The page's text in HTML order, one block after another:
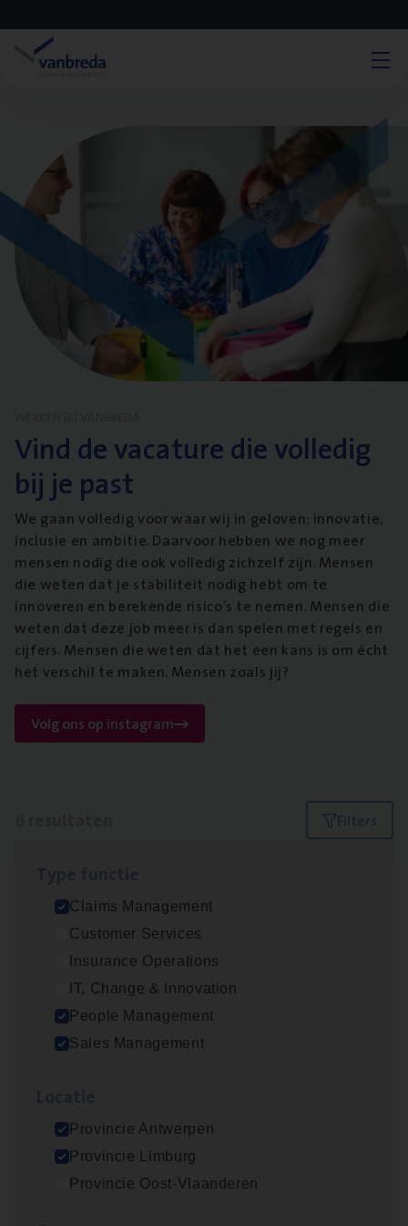
Vind de vacature die volledig
bij je past
We gaan volledig voor waar wij in geloven: innovatie,
inclusie en ambitie. Daarvoor hebben we nog meer
mensen nodig die ook volledig zichzelf zijn. Mensen
die weten dat je stabiliteit nodig hebt om te
innoveren en berekende risico’s te nemen. Mensen die
weten dat deze job meer is dan spelen met regels en
cijfers. Mensen die weten dat het een kans is om écht
het verschil te maken. Mensen zoals jij?
Volg ons op instagram
Filters
Claims Management
Customer Services
Insurance Operations
IT, Change & Innovation
People Management
Sales Management
Provincie Antwerpen
Provincie Limburg
Provincie Oost-Vlaanderen
Claims­hand­ler Fleet&
Claims Management
Antwerpen
Insu­ran­ce Bro­kerKMO
Cor­po­ra­te Insu­ran­ce Bro­ker Property